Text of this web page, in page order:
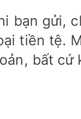
bạn gửi,
tiền tệ.
bất cứ